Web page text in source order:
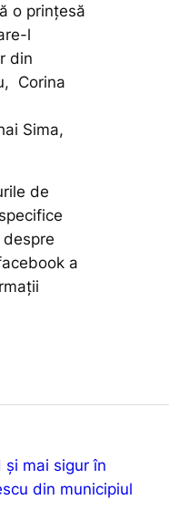
o prințesă
l
din
Corina
Sima,
de
a
și mai sigur în
din municipiul